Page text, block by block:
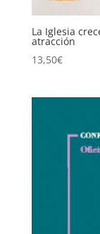
La Iglesia
atracción
13,50€